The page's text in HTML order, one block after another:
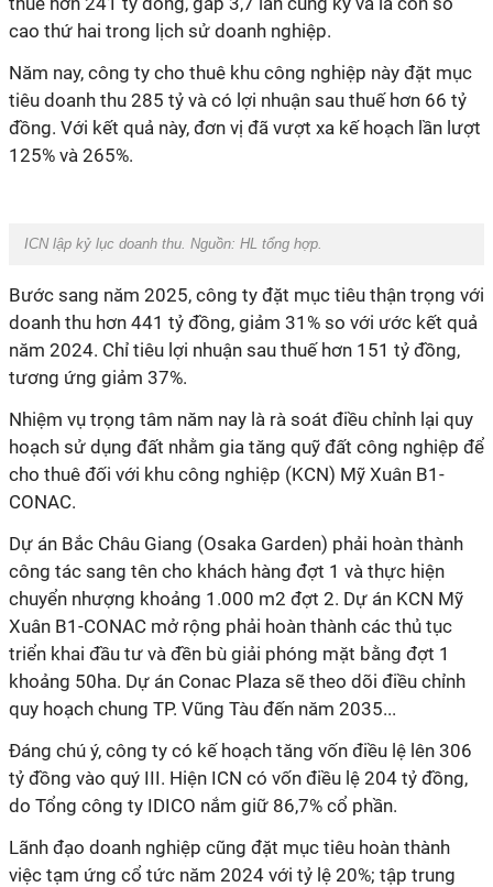
cao thứ hai trong lịch sử doanh nghiệp.
Năm nay, công ty cho thuê khu công nghiệp này đặt mục
tiêu doanh thu 285 tỷ và có lợi nhuận sau thuế hơn 66 tỷ
đồng. Với kết quả này, đơn vị đã vượt xa kế hoạch lần lượt
125% và 265%.
ICN lập kỷ lục doanh thu. Nguồn: HL tổng hợp.
Bước sang năm 2025, công ty đặt mục tiêu thận trọng với
doanh thu hơn 441 tỷ đồng, giảm 31% so với ước kết quả
năm 2024. Chỉ tiêu lợi nhuận sau thuế hơn 151 tỷ đồng,
tương ứng giảm 37%.
Nhiệm vụ trọng tâm năm nay là rà soát điều chỉnh lại quy
hoạch sử dụng đất nhằm gia tăng quỹ đất công nghiệp để
cho thuê đối với khu công nghiệp (KCN) Mỹ Xuân B1-
CONAC.
Dự án Bắc Châu Giang (Osaka Garden) phải hoàn thành
công tác sang tên cho khách hàng đợt 1 và thực hiện
chuyển nhượng khoảng 1.000 m2 đợt 2. Dự án KCN Mỹ
Xuân B1-CONAC mở rộng phải hoàn thành các thủ tục
triển khai đầu tư và đền bù giải phóng mặt bằng đợt 1
khoảng 50ha. Dự án Conac Plaza sẽ theo dõi điều chỉnh
quy hoạch chung TP. Vũng Tàu đến năm 2035...
Đáng chú ý, công ty có kế hoạch tăng vốn điều lệ lên 306
tỷ đồng vào quý III. Hiện ICN có vốn điều lệ 204 tỷ đồng,
do Tổng công ty IDICO nắm giữ 86,7% cổ phần.
Lãnh đạo doanh nghiệp cũng đặt mục tiêu hoàn thành
việc tạm ứng cổ tức năm 2024 với tỷ lệ 20%; tập trung